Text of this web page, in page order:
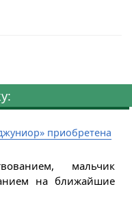
приобретена
мальчик
на ближайшие